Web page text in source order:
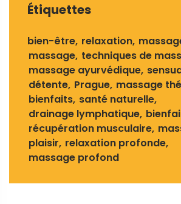
Étiquettes
bien-être relaxation
massage techniques de
massage ayurvédique
détente Prague massage
bienfaits santé naturelle
drainage lymphatique
récupération musculaire
plaisir relaxation profonde
massage profond